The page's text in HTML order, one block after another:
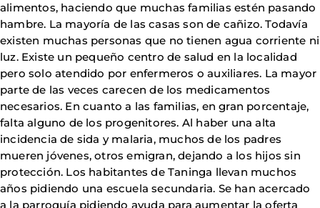
alimentos, haciendo que muchas familias estén pasando
hambre. La mayoría de las casas son de cañizo. Todavía
existen muchas personas que no tienen agua corriente ni
luz. Existe un pequeño centro de salud en la localidad
pero solo atendido por enfermeros o auxiliares. La mayor
parte de las veces carecen de los medicamentos
necesarios. En cuanto a las familias, en gran porcentaje,
falta alguno de los progenitores. Al haber una alta
incidencia de sida y malaria, muchos de los padres
mueren jóvenes, otros emigran, dejando a los hijos sin
protección. Los habitantes de Taninga llevan muchos
años pidiendo una escuela secundaria. Se han acercado
a la parroquía pidiendo ayuda para aumentar la oferta